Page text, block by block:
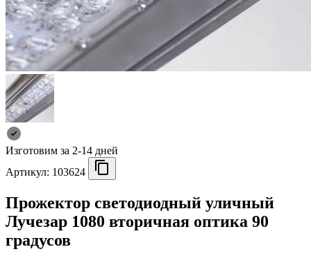
Изготовим за 2-14 дней
Артикул: 103624
Прожектор светодиодный уличный
Лучезар 1080 вторичная оптика 90
градусов